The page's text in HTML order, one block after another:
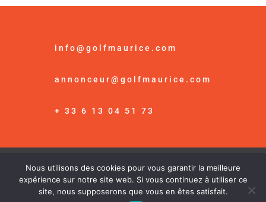
info@golfmaurice.com
annonceur@golfmaurice.com
+ 33 6 13 04 51 73
© Golf Maurice /Mention Légales
Nous utilisons des cookies pour vous garantir la meilleure
expérience sur notre site web. Si vous continuez à utiliser ce
site, nous supposerons que vous en êtes satisfait.